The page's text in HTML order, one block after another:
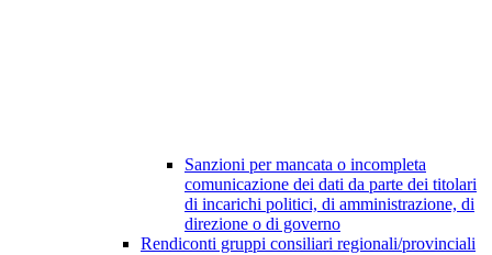
Sanzioni per mancata o incompleta
comunicazione dei dati da parte dei titolari
di incarichi politici, di amministrazione, di
direzione o di governo
Rendiconti gruppi consiliari regionali/provinciali